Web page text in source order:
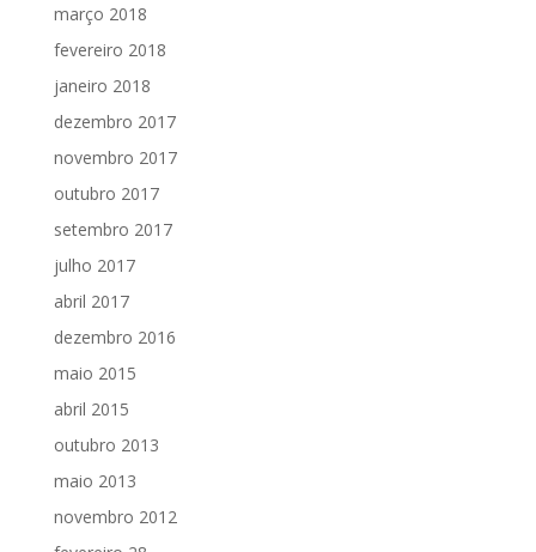
março 2018
fevereiro 2018
janeiro 2018
dezembro 2017
novembro 2017
outubro 2017
setembro 2017
julho 2017
abril 2017
dezembro 2016
maio 2015
abril 2015
outubro 2013
maio 2013
novembro 2012